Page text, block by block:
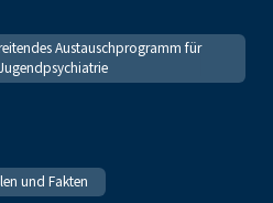
Austauschprogramm für
und Fakten